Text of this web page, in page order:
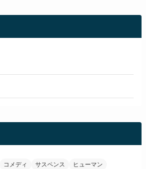
コメディ サスペンス
ヒューマン